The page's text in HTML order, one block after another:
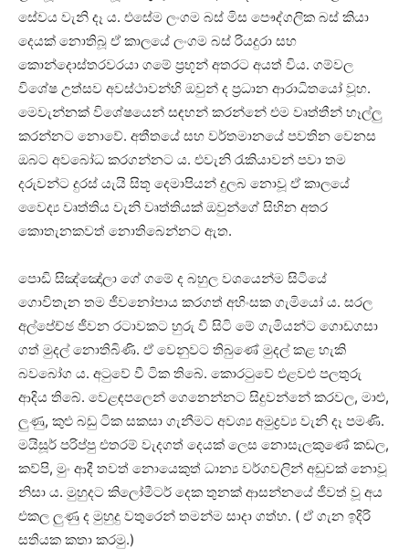
සේවය වැනි දෑ ය. එසේම ලංගම බස් මිස පෞද්ගලික බස් කියා
දෙයක් නොතිබූ ඒ කාලයේ ලංගම බස් රියදුරා සහ
කොන්දොස්තරවරයා ගමේ ප්‍රභූන් අතරට අයත් විය. ගම්වල
විශේෂ උත්සව අවස්ථාවන්හි ඔවුන් ද ප්‍රධාන ආරාධිතයෝ වූහ.
මෙවැන්නක් විශේෂයෙන් සඳහන් කරන්නේ එම වෘත්තීන් හෑල්ලු
කරන්නට නොවේ. අතීතයේ සහ වර්තමානයේ පවතින වෙනස
ඔබට අවබෝධ කරගන්නට ය. එවැනි රැකියාවන් පවා තම
දරුවන්ට දුරස් යැයි සිතූ දෙමාපියන් දුලබ නොවූ ඒ කාලයේ
වෛද්‍ය වෘත්තිය වැනි වෘත්තියක් ඔවුන්ගේ සිහින අතර
කොතැනකවත් නොතිබෙන්නට ඇත.
පොඩි සිඤ්ඤෝලා ගේ ගමේ ද බහුල වශයෙන්ම සිටියේ
ගොවිතැන තම ජීවනෝපාය කරගත් අහිංසක ගැමියෝ ය. සරල
අල්පේච්ඡ ජීවන රටාවකට හුරු වී සිටි මේ ගැමියන්ට ගොඩගසා
ගත් මුදල් නොතිබිණි. ඒ වෙනුවට තිබුණේ මුදල් කළ හැකි
බවබෝග ය. අටුවේ වී ටික තිබේ. කොරටුවේ එළවළු පලතුරු
ආදිය තිබේ. වෙළඳපලෙන් ගෙනෙන්නට සිදුවන්නේ කරවල, මාළු,
ලුණු, කුළු බඩු ටික සකසා ගැනීමට අවශ්‍ය අමුද්‍රව්‍ය වැනි දෑ පමණි.
මයිසූර් පරිප්පු එතරම් වැදගත් දෙයක් ලෙස නොසැලකුණේ කඩල,
කව්පි, මුං ආදී තවත් නොයෙකුත් ධාන්‍ය වර්ගවලින් අඩුවක් නොවූ
නිසා ය. මුහුදට කිලෝමීටර් දෙක තුනක් ආසන්නයේ ජීවත් වූ අය
එකල ලුණු ද මුහුදු වතුරෙන් තමන්ම සාදා ගත්හ. ( ඒ ගැන ඉදිරි
සතියක කතා කරමු.)